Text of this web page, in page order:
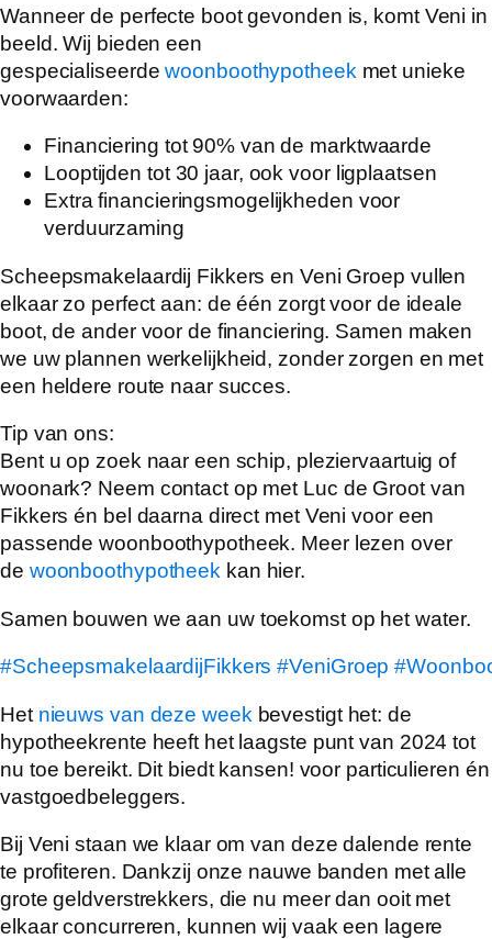
Wanneer de perfecte boot gevonden is, komt Veni in
beeld. Wij bieden een
gespecialiseerdewoonboothypotheek met unieke
voorwaarden:
Financiering tot 90% van de marktwaarde
Looptijden tot 30 jaar, ook voor ligplaatsen
Extra financieringsmogelijkheden voor
verduurzaming
Scheepsmakelaardij Fikkers en Veni Groep vullen
elkaar zo perfect aan: de één zorgt voor de ideale
boot, de ander voor de financiering. Samen maken
we uw plannen werkelijkheid, zonder zorgen en met
een heldere route naar succes.
Tip van ons:
Bent u op zoek naar een schip, pleziervaartuig of
woonark? Neem contact op met Luc de Groot van
Fikkers én bel daarna direct met Veni voor een
passende woonboothypotheek. Meer lezen over
de woonboothypotheek kan hier.
Samen bouwen we aan uw toekomst op het water.
#ScheepsmakelaardijFikkers #VeniGroep
Het nieuws van deze week bevestigt het: de
hypotheekrente heeft het laagste punt van 2024 tot
nu toe bereikt. Dit biedt kansen! voor particulieren én
vastgoedbeleggers.
Bij Veni staan we klaar om van deze dalende rente
te profiteren. Dankzij onze nauwe banden met alle
grote geldverstrekkers, die nu meer dan ooit met
elkaar concurreren, kunnen wij vaak een lagere